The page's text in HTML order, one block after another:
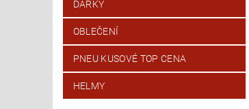
DÁRKY
OBLEČENÍ
PNEU KUSOVÉ TOP CENA
HELMY